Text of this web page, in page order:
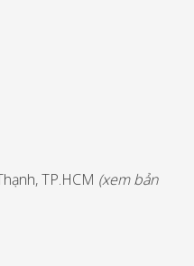
TP.HCM (xem bản